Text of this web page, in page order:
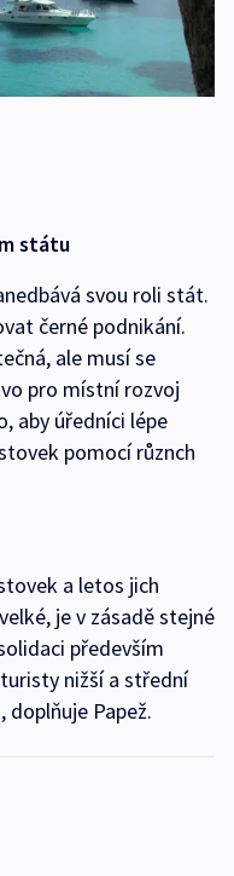
státu
svou roli stát.
černé podnikání.
ale musí se
pro místní rozvoj
aby úředníci lépe
pomocí různch
a letos jich
je v zásadě stejné
především
nižší a střední
Papež.